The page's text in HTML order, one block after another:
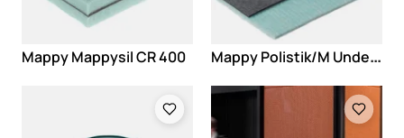
Mappy Mappysil CR 400 M
appy Polistik/M Underspecial HQ
Loading